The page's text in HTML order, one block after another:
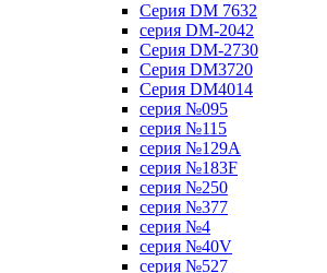
Серия DM 7632
серия DM-2042
Серия DM-2730
Серия DM3720
Серия DM4014
серия №095
серия №115
серия №129A
серия №183F
серия №250
серия №377
серия №4
серия №40V
серия №527